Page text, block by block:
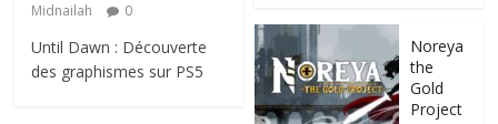
Midnailah
0
Until Dawn : Découverte
des graphismes sur PS5
Noreya
the
Gold
Project